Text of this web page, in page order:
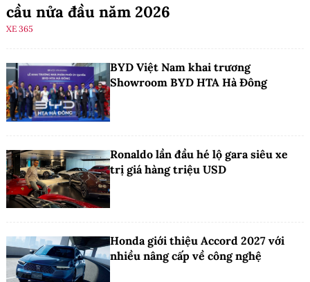
cầu nửa đầu năm 2026
XE 365
BYD Việt Nam khai trương
Showroom BYD HTA Hà Đông
Ronaldo lần đầu hé lộ gara siêu xe
trị giá hàng triệu USD
Honda giới thiệu Accord 2027 với
nhiều nâng cấp về công nghệ